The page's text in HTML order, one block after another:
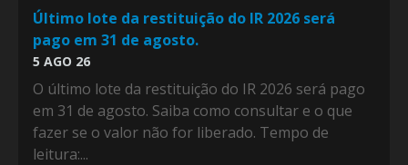
Último lote da restituição do IR 2026 será
pago em 31 de agosto.
5 AGO 26
O último lote da restituição do IR 2026 será pago
em 31 de agosto. Saiba como consultar e o que
fazer se o valor não for liberado. Tempo de
leitura:...